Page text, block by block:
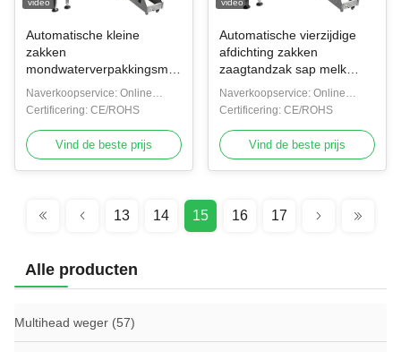
verpakkingen voor
verpakkingen met
verpakkingen voor
verpakkingen voor
verpakkingen voor
verpakkingen voor
verpakkingen voor
verpakkingen voor
verpakkingen met
video
Automatische kleine
zakken
mondwaterverpakkingsmachine
make-up water
smeermiddelen
wasvloeistof weeg- en
verpakkingssystemen
Naverkoopservice: Online
ondersteuning
Certificering: CE/ROHS
Vind de beste prijs
video
Automatische vierzijdige
afdichting zakken
zaagtandzak sap melk
kleine zak water make-up
water vloeistof weeg- en
verpakkingssysteem
Naverkoopservice: Online
ondersteuning
Certificering: CE/ROHS
Vind de beste prijs
13 14 15 16 17
Alle producten
Multihead weger (57)